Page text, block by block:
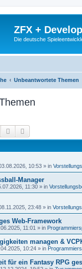
ZFX +
Die deutsche
Unbeantwortete Themen
Suche
10:53 » in
Manager
11:30 » in
23:48 » in
Web-Framework
11:01 » in
managen &
10:24 » in
für ein Fantasy RPG